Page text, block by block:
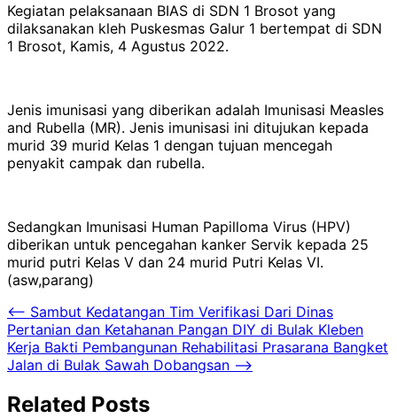
Kegiatan pelaksanaan BIAS di SDN 1 Brosot yang
dilaksanakan kleh Puskesmas Galur 1 bertempat di SDN
1 Brosot, Kamis, 4 Agustus 2022.
Jenis imunisasi yang diberikan adalah Imunisasi Measles
and Rubella (MR). Jenis imunisasi ini ditujukan kepada
murid 39 murid Kelas 1 dengan tujuan mencegah
penyakit campak dan rubella.
Sedangkan Imunisasi Human Papilloma Virus (HPV)
diberikan untuk pencegahan kanker Servik kepada 25
murid putri Kelas V dan 24 murid Putri Kelas VI.
(asw,parang)
Navigasi
pos
⟵ Sambut Kedatangan Tim Verifikasi Dari Dinas
Pertanian dan Ketahanan Pangan DIY di Bulak Kleben
Kerja Bakti Pembangunan Rehabilitasi Prasarana Bangket
Jalan di Bulak Sawah Dobangsan ⟶
Related Posts